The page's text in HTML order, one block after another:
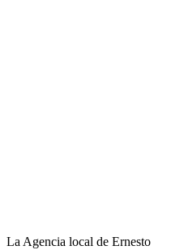
La Agencia local de Ernesto